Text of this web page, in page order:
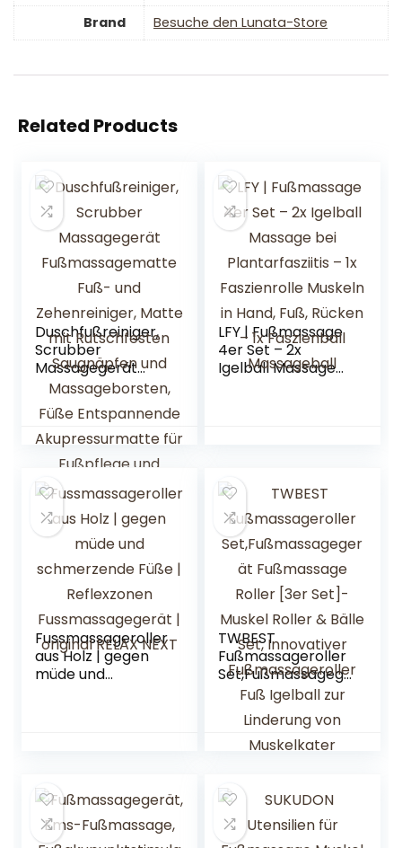
Brand
Besuche den Lunata-Store
Related Products
Duschfußreiniger,
Scrubber
Massagegerät
Fußmassagematt
e Fuß- und
Zehenreiniger,
Matte mit
Rutschfesten
Massageborsten,
Füße
Entspannende
Akupressurmatte
für Fußpflege und
Fußmassage
LFY | Fußmassage
4er Set – 2x
Igelball Massage
Fussmassageroller
aus Holz | gegen
müde und
TWBEST
Fußmassageroller
Set,Fußmassagege
rät Fußmassage
Roller [3er Set]-
Muskel Roller &
Bälle Set,
Fuß Igelball zur
Linderung von
Muskelkater